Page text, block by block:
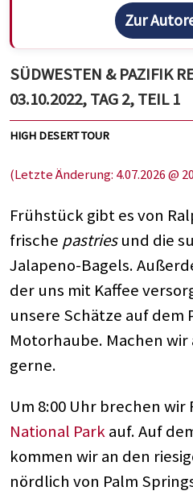
Zur
SÜDWESTEN & PAZIFIK
03.10.2022, TAG 2, TEIL 1
HIGH DESERT TOUR
(Letzte Änderung: 4.07.2026 @
Frühstück gibt es von
frische pastriesund die
Jalapeno-Bagels.
der uns mit Kaffee
unsere Schätze auf dem
Motorhaube. Machen wir
gerne.
Um 8:00 Uhr brechen wir
National Parkauf. Auf
kommen wir an den
nördlich von Palm